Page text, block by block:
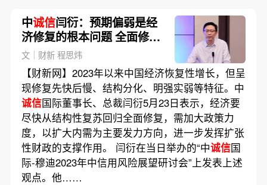
中诚信闫衍：预期偏弱是经
济修复的根本问题 全面修复
需加大政策扩内需力度
文｜财新 程思炜
【财新网】2023年以来中国经济恢复性增长，但呈
现修复先快后慢、结构分化、明强实弱等特征。中
诚信国际董事长、总裁闫衍5月23日表示，经济要
尽快从结构性复苏回归全面修复，需加大政策力
度，以扩大内需为主要发力方向，进一步发挥扩张
性财政的支撑作用。 闫衍在当日举办的“中诚信国
际-穆迪2023年中信用风险展望研讨会”上发表上述
观点。他……